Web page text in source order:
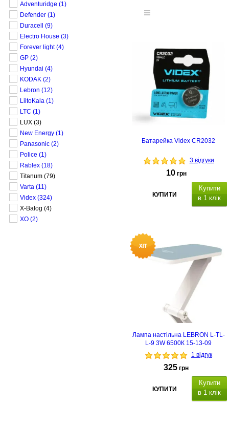
Adventuridge (1)
Defender (1)
Duracell
(9)
Electro House (3)
Forever light (4)
GP (2)
Hyundai (4)
KODAK (2)
Lebron (12)
LiitoKala (1)
LTC (1)
LUX (3)
New Energy (1)
Panasonic (2)
Police (1)
Rablex (18)
Titanum (79)
Varta (11)
Videx (324)
X-Balog (4)
XO (2)
Батарейка Videx CR2032
3 відгуки
10 грн
КУПИТИ
Купити
в 1 клік
Лампа настільна LEBRON L-TL-
L-9 3W 6500К 15-13-09
1 відгук
325 грн
КУПИТИ
Купити
в 1 клік